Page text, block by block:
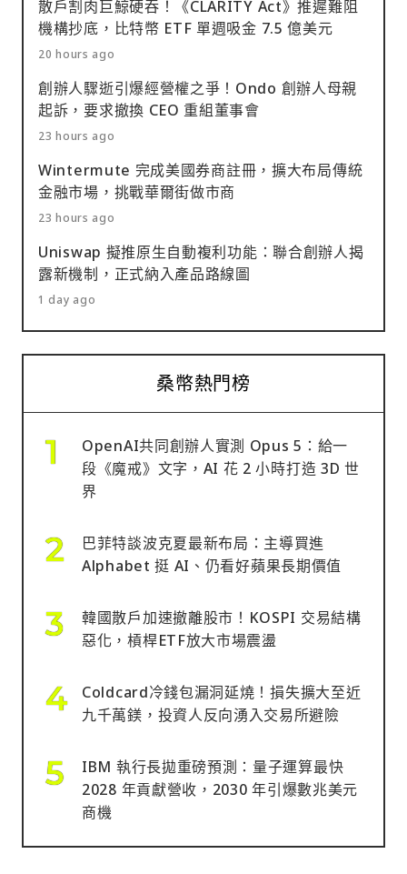
散戶割肉巨鯨硬吞！《CLARITY Act》推遲難阻
機構抄底，比特幣 ETF 單週吸金 7.5 億美元
20 hours ago
創辦人驟逝引爆經營權之爭！Ondo 創辦人母親
起訴，要求撤換 CEO 重組董事會
23 hours ago
Wintermute 完成美國券商註冊，擴大布局傳統
金融市場，挑戰華爾街做市商
23 hours ago
Uniswap 擬推原生自動複利功能：聯合創辦人揭
露新機制，正式納入產品路線圖
1 day ago
桑幣熱門榜
OpenAI共同創辦人實測 Opus 5：給一
段《魔戒》文字，AI 花 2 小時打造 3D 世
界
巴菲特談波克夏最新布局：主導買進
Alphabet 挺 AI、仍看好蘋果長期價值
韓國散戶加速撤離股市！KOSPI 交易結構
惡化，槓桿ETF放大市場震盪
Coldcard冷錢包漏洞延燒！損失擴大至近
九千萬鎂，投資人反向湧入交易所避險
IBM 執行長拋重磅預測：量子運算最快
2028 年貢獻營收，2030 年引爆數兆美元
商機